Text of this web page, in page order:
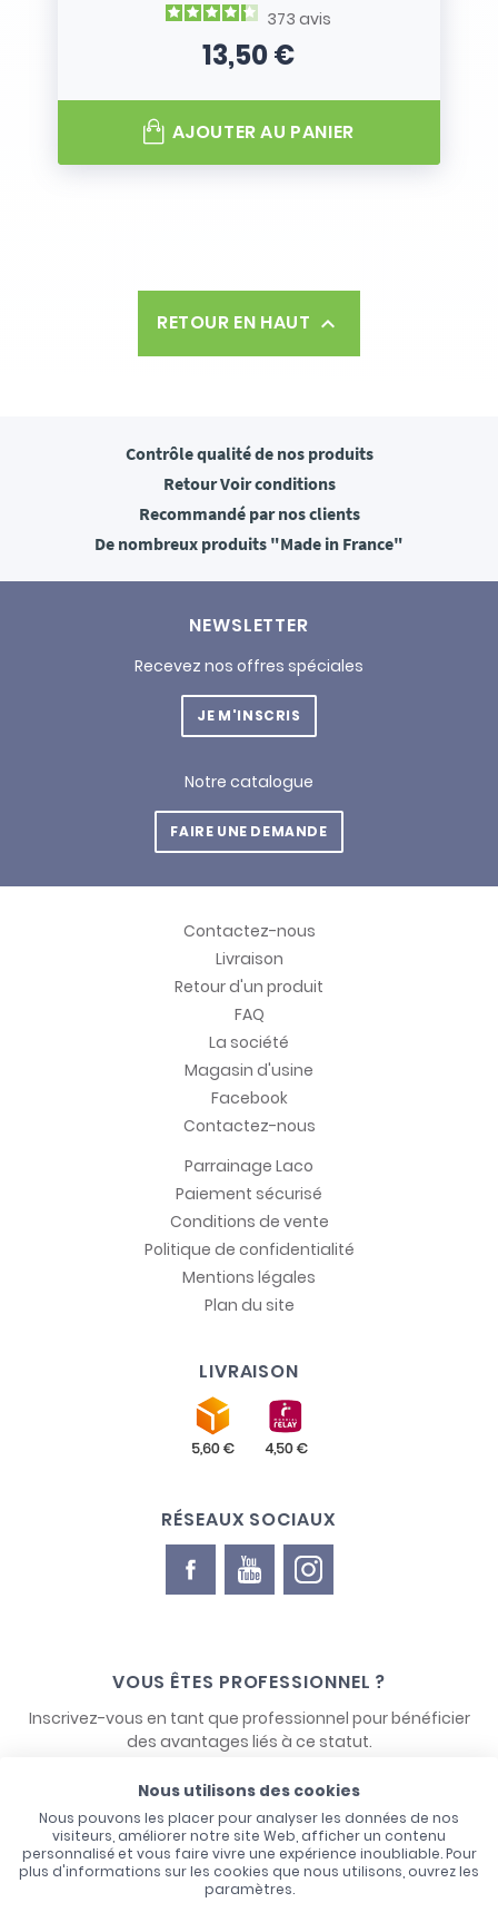
373avis
Prix
13,50 €
AJOUTER AU PANIER
RETOUR EN HAUT 
Contrôle qualitéde nos produits
RetourVoir conditions
Recommandépar nos clients
De nombreux produits "Made in France"
NEWSLETTER
Recevez nos offres spéciales
JE M'INSCRIS
Notre catalogue
FAIRE UNE DEMANDE
Contactez-nous
Livraison
Retour d'un produit
FAQ
La société
Magasin d'usine
Facebook
Contactez-nous
Parrainage Laco
Paiement sécurisé
Conditions de vente
Politique de confidentialité
Mentions légales
Plan du site
LIVRAISON
RÉSEAUX SOCIAUX
VOUS ÊTES PROFESSIONNEL ?
Inscrivez-vous en tant que professionnel pour bénéficier
des avantages liés à ce statut.
Nous utilisons des cookies
Nous pouvons les placer pour analyser les données de nos
visiteurs, améliorer notre site Web, afficher un contenu
personnalisé et vous faire vivre une expérience inoubliable. Pour
plus d'informations sur les cookies que nous utilisons, ouvrez les
paramètres.